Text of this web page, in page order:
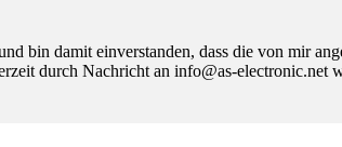
bin damit einverstanden, dass die von mir
durch Nachricht an info@as-electronic.net